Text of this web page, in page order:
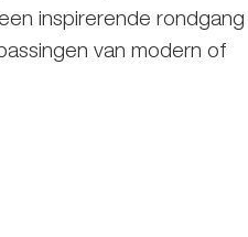
inspirerende rondgang
van modern of